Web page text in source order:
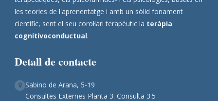
les teories de l'aprenentatge i amb un sòlid fonament
científic, sent el seu corol·lari terapèutic la teràpia
cognitivoconductual.
Detall de contacte
Sabino de Arana, 5-19
Consultes Externes Planta 3. Consulta 3.5